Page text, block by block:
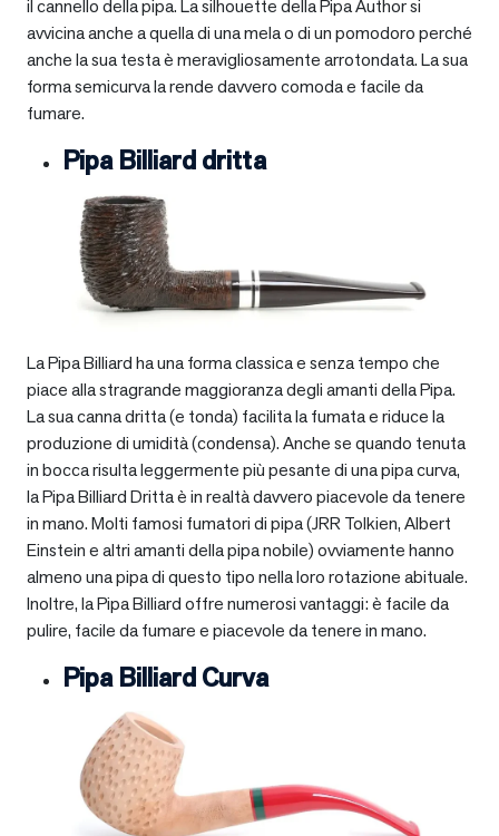
il cannello della pipa. La silhouette della Pipa Author si
avvicina anche a quella di una mela o di un pomodoro perché
anche la sua testa è meravigliosamente arrotondata. La sua
forma semicurva la rende davvero comoda e facile da
fumare.
Pipa Billiard dritta
La Pipa Billiard ha una forma classica e senza tempo che
piace alla stragrande maggioranza degli amanti della Pipa.
La sua canna dritta (e tonda) facilita la fumata e riduce la
produzione di umidità (condensa). Anche se quando tenuta
in bocca risulta leggermente più pesante di una pipa curva,
la Pipa Billiard Dritta è in realtà davvero piacevole da tenere
in mano. Molti famosi fumatori di pipa (JRR Tolkien, Albert
Einstein e altri amanti della pipa nobile) ovviamente hanno
almeno una pipa di questo tipo nella loro rotazione abituale.
Inoltre, la Pipa Billiard offre numerosi vantaggi: è facile da
pulire, facile da fumare e piacevole da tenere in mano.
Pipa Billiard Curva